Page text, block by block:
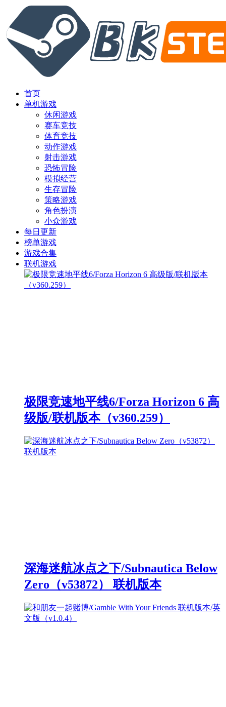
首页
单机游戏
休闲游戏
赛车竞技
体育竞技
动作游戏
射击游戏
恐怖冒险
模拟经营
生存冒险
策略游戏
角色扮演
小众游戏
每日更新
榜单游戏
游戏合集
联机游戏
极限竞速地平线6/Forza Horizon 6 高
级版/联机版本（v360.259）
深海迷航冰点之下/Subnautica Below
Zero（v53872） 联机版本